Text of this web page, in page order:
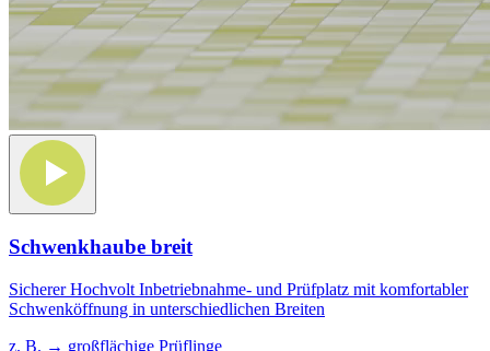
Schwenkhaube breit
Sicherer Hochvolt Inbetriebnahme- und Prüfplatz mit komfortabler
Schwenköffnung in unterschiedlichen Breiten
z. B. → großflächige Prüflinge